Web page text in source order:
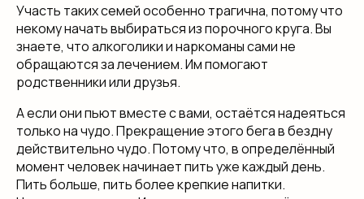
Участь таких семей особенно трагична, потому что
некому начать выбираться из порочного круга. Вы
знаете, что алкоголики и наркоманы сами не
обращаются за лечением. Им помогают
родственники или друзья.
А если они пьют вместе с вами, остаётся надеяться
только на чудо. Прекращение этого бега в бездну
действительно чудо. Потому что, в определённый
момент человек начинает пить уже каждый день.
Пить больше, пить более крепкие напитки.